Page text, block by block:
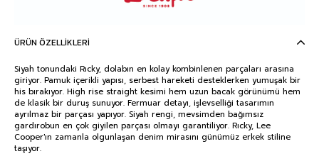
ÜRÜN ÖZELLIKLERI
Siyah tonundaki Rıcky, dolabın en kolay kombinlenen parçaları arasına
giriyor. Pamuk içerikli yapısı, serbest hareketi desteklerken yumuşak bir
his bırakıyor. High rise straight kesimi hem uzun bacak görünümü hem
de klasik bir duruş sunuyor. Fermuar detayı, işlevselliği tasarımın
ayrılmaz bir parçası yapıyor. Siyah rengi, mevsimden bağımsız
gardırobun en çok giyilen parçası olmayı garantiliyor. Rıcky, Lee
Cooper'ın zamanla olgunlaşan denim mirasını günümüz erkek stiline
taşıyor.